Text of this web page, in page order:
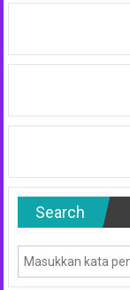
Search